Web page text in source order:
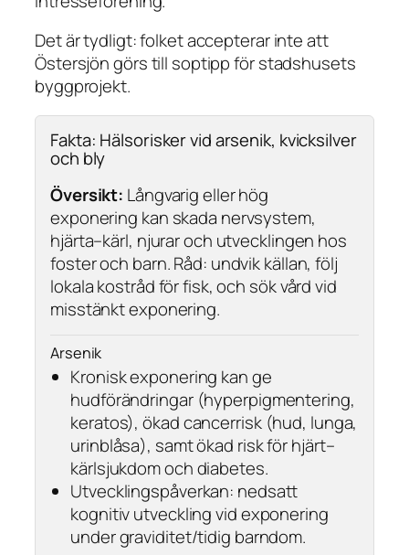
Det är tydligt: folket accepterar inte att
Östersjön görs till soptipp för stadshusets
byggprojekt.
Fakta: Hälsorisker vid arsenik, kvicksilver
och bly
Översikt: Långvarig eller hög
exponering kan skada nervsystem,
hjärta–kärl, njurar och utvecklingen hos
foster och barn. Råd: undvik källan, följ
lokala kostråd för fisk, och sök vård vid
misstänkt exponering.
Arsenik
Kronisk exponering kan ge
hudförändringar (hyperpigmentering,
keratos), ökad cancerrisk (hud, lunga,
urinblåsa), samt ökad risk för hjärt–
kärlsjukdom och diabetes.
Utvecklingspåverkan: nedsatt
kognitiv utveckling vid exponering
under graviditet/tidig barndom.